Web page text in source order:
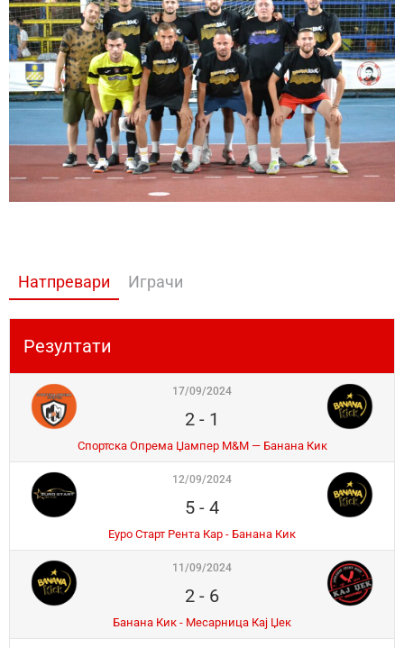
Натпревари Играчи
Резултати
17/09/2024
2 - 1
Спортска Опрема Џампер М&М — Банана Кик
12/09/2024
5 - 4
Еуро Старт Рента Кар - Банана Кик
11/09/2024
2 - 6
Банана Кик - Месарница Кај Џек